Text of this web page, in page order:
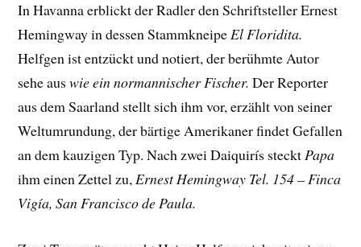
In Havanna erblickt der Radler den Schriftsteller Ernest
Hemingway in dessen Stammkneipe El Floridita.
Helfgen ist entzückt und notiert, der berühmte Autor
sehe auswie ein normannischer Fischer. Der Reporter
aus dem Saarland stellt sich ihm vor, erzählt von seiner
Weltumrundung, der bärtige Amerikaner findet Gefallen
an dem kauzigen Typ. Nach zwei Daiquirís steckt Papa
ihm einen Zettel zu, Ernest Hemingway Tel. 154 – Finca
Vigía, San Francisco de Paula.